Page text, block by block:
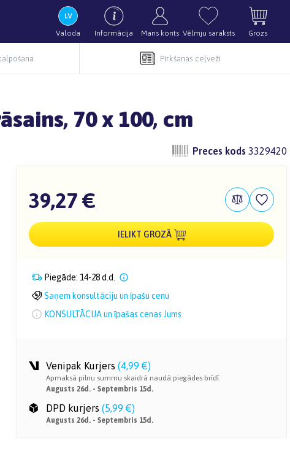
Valoda Informācija Mans konts Vēlmju saraksts Grozs
Pirkšanas ceļveži
70 x 100, cm
Preces kods 3329420
39,27 €
IELIKT GROZĀ
Piegāde: 14-28 d.d.
Saņem konsultāciju un īpašu cenu
KONSULTĀCIJA un īpašas cenas Jums
Venipak Kurjers (4,99 €)
Apmaksā pilnu summu skaidrā naudā piegādes brīdī.
Augusts 26d. - Septembris 15d.
DPD kurjers (5,99 €)
Augusts 26d. - Septembris 15d.